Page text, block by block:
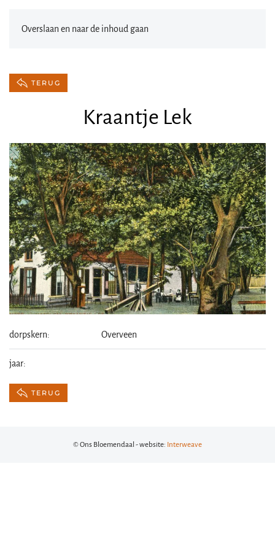
Overslaan en naar de inhoud gaan
TERUG
Kraantje Lek
dorpskern: Overveen
jaar:
TERUG
© Ons Bloemendaal - website: Interweave